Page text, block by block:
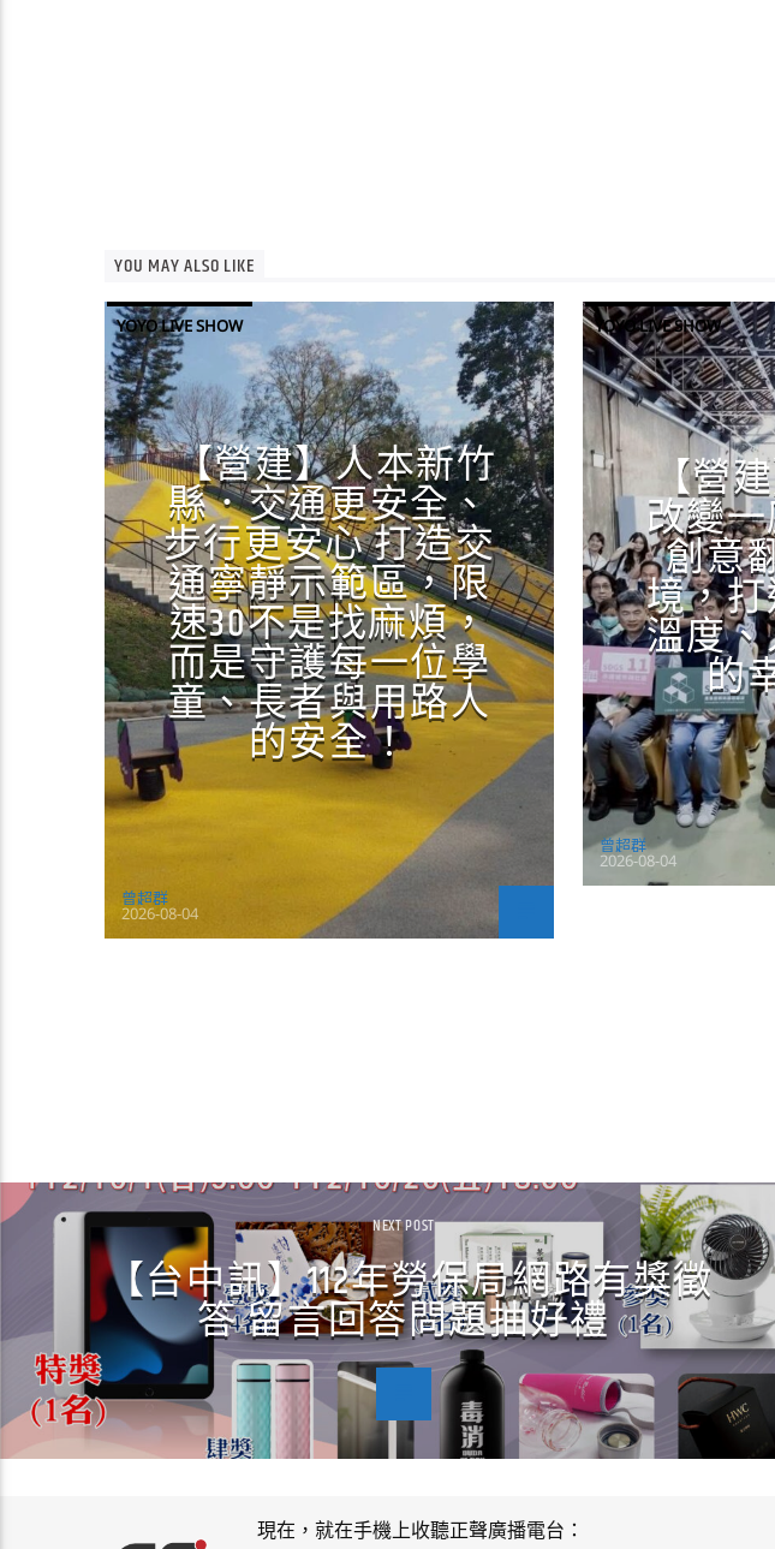
YOU MAY ALSO LIKE
YOYO LIVE SHOW
【營建】人本新竹
縣．交通更安全、
步行更安心 打造交
通寧靜示範區，限
速30不是找麻煩，
而是守護每一位學
童、長者與用路人
的安全！
曾超群
2026-08-04
YOYO LIVE SHOW
【營
改變
創意
境，
溫度
的
曾超群
2026-08-04
NEXT POST
【台中訊】112年勞保局網路有獎徵
答 留言回答問題抽好禮
現在，就在手機上收聽正聲廣播電台：